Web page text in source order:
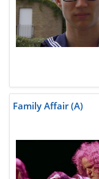
Family Affair (A)